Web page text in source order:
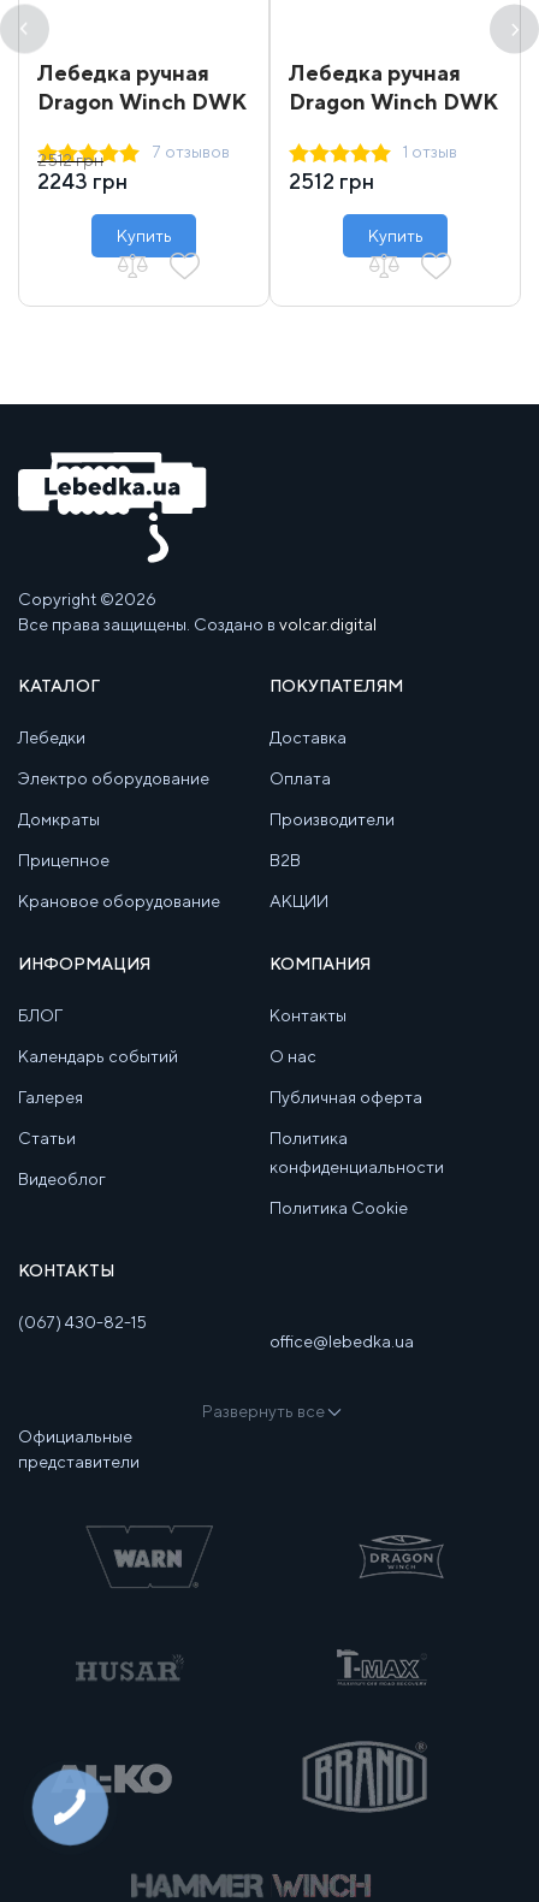
Лебедка ручная
Dragon Winch DWK
7 отзывов
2243 грн
2512 грн
Купить
Лебедка ручная
Dragon Winch DWK
1 отзыв
2512 грн
Купить
Copyright ©2026
Все права защищены. Создано в volcar.digital
КАТАЛОГ
Лебедки
Электро оборудование
Домкраты
Прицепное
Крановое оборудование
ПОКУПАТЕЛЯМ
Доставка
Оплата
Производители
B2B
АКЦИИ
ИНФОРМАЦИЯ
БЛОГ
Календарь событий
Галерея
Статьи
Видеоблог
КОМПАНИЯ
Контакты
О нас
Публичная оферта
Политика
конфиденциальности
Политика Cookie
КОНТАКТЫ
(067) 430-82-15
office@lebedka.ua
Развернуть все
Официальные
представители